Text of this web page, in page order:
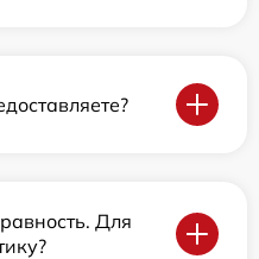
Для